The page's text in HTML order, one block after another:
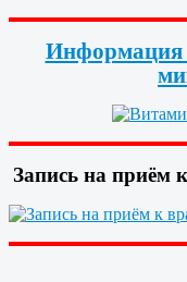
Информация
Запись на приём